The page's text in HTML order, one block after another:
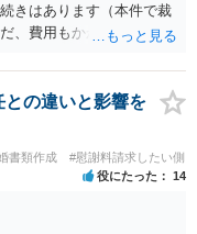
きはあります（本件で裁
、費用もかかりますし、
いてみましょう。
の違いと影響を
書類作成 #慰謝料請求したい側
役にたった 14